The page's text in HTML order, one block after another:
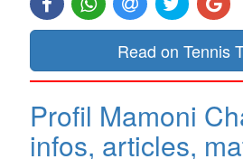
Read on Tennis
Profil Mamoni
infos, articles,